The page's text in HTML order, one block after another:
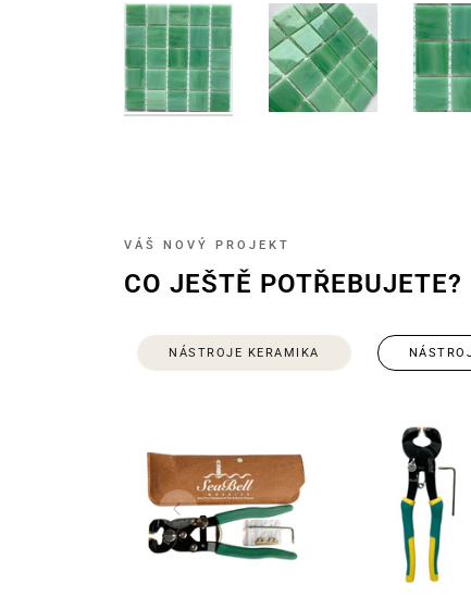
VÁŠ NOVÝ PROJEKT
CO JEŠTĚ POTŘEBUJETE?
NÁSTROJE KERAMIKA